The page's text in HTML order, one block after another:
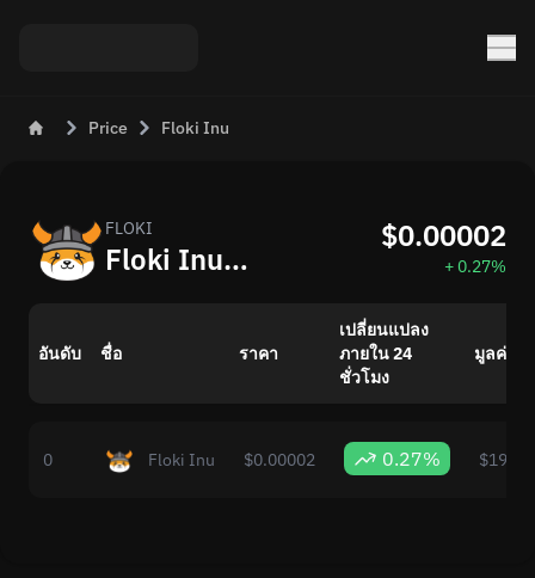
Price Floki Inu
FLOKI
Floki Inu (FLOKI) ตอนนี้: ราคาและการเปลี่ยนแปลงของตลาด
$0.00002
+ 0.27%
อันดับ ชื่อ ราคา
เปลี่ยนแปลง
ภายใน 24
ชั่วโมง
มูลค่าต
0 Floki Inu $0.00002 0.27%